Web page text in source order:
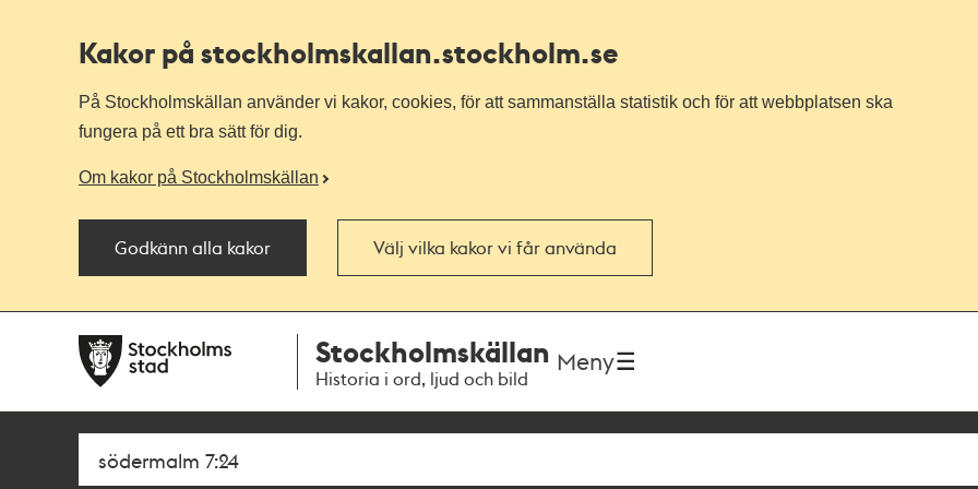
Kakor på stockholmskallan.stockholm.se
På Stockholmskällan använder vi kakor, cookies, för att sammanställa statistik och för att webbplatsen ska
fungera på ett bra sätt för dig.
Om kakor på Stockholmskällan
Godkänn alla kakor Välj vilka kakor vi får använda
navigationen
huvudinnehållet
Stockholmskällan
Historia i ord, ljud och bild
Meny
Sök